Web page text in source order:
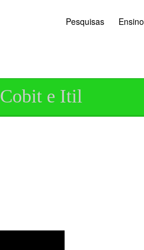
Pesquisas Ensino
Cobit e Itil